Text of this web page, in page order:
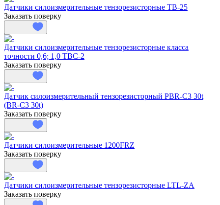
Датчики силоизмерительные тензорезисторные ТВ-25
Заказать поверку
Датчики силоизмерительные тензорезисторные класса
точности 0,6; 1,0 ТВС-2
Заказать поверку
Датчик силоизмерительный тензорезисторный PBR-C3 30t
(BR-C3 30t)
Заказать поверку
Датчики силоизмерительные 1200FRZ
Заказать поверку
Датчики силоизмерительные тензорезисторные LTL-ZA
Заказать поверку